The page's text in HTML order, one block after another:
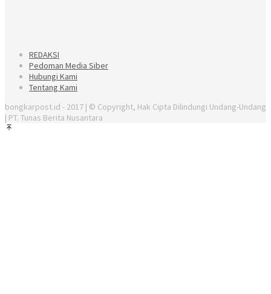
REDAKSI
Pedoman Media Siber
Hubungi Kami
Tentang Kami
bongkarpost.id - 2017 | © Copyright, Hak Cipta Dilindungi Undang-Undang
| PT. Tunas Berita Nusantara